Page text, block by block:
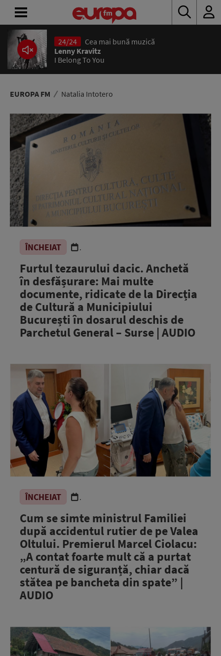
24/24
Cea mai bună muzică
Lenny Kravitz
I Belong To You
EUROPA FM Natalia Intotero
ÎNCHEIAT .
Furtul tezaurului dacic. Anchetă
în desfășurare: Mai multe
documente, ridicate de la Direcția
de Cultură a Municipiului
București în dosarul deschis de
Parchetul General – Surse | AUDIO
ÎNCHEIAT .
Cum se simte ministrul Familiei
după accidentul rutier de pe Valea
Oltului. Premierul Marcel Ciolacu:
„A contat foarte mult că a purtat
centură de siguranță, chiar dacă
stătea pe bancheta din spate” |
AUDIO
ACASĂ
ȘTIRI
RADIO
CONCURSURI
PODCAST
ASCULTĂ
LIVE